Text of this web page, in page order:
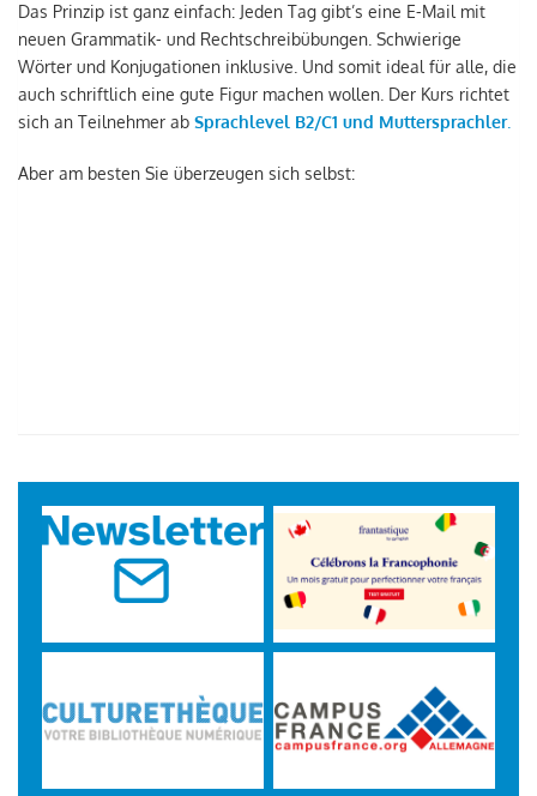
Das Prinzip ist ganz einfach: Jeden Tag gibt’s eine E-Mail mit
neuen Grammatik- und Rechtschreibübungen. Schwierige
Wörter und Konjugationen inklusive. Und somit ideal für alle, die
auch schriftlich eine gute Figur machen wollen. Der Kurs richtet
sich an Teilnehmer ab Sprachlevel B2/C1 und Muttersprachler.
Aber am besten Sie überzeugen sich selbst: